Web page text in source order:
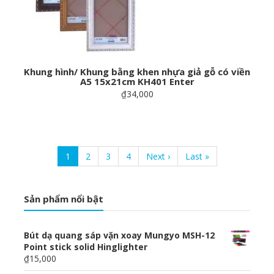
Khung hình/ Khung bằng khen nhựa giả gỗ có viền
A5 15x21cm KH401 Enter
₫34,000
Pagination
Current
page
1 Page
2 Page
3 Page
4
Next
page
Next ›
Last
page
Last »
Sản phẩm nổi bật
Bút dạ quang sáp vặn xoay Mungyo MSH-12
Point stick solid Hinglighter
₫15,000